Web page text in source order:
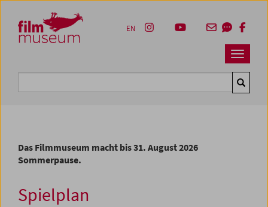
Zum Inhalt
Zum Hauptmenü
Zur Servicenavigation
Zum Suche
Navbar
EN
Das Filmmuseum macht bis 31. August 2026
Sommerpause.
Spielplan